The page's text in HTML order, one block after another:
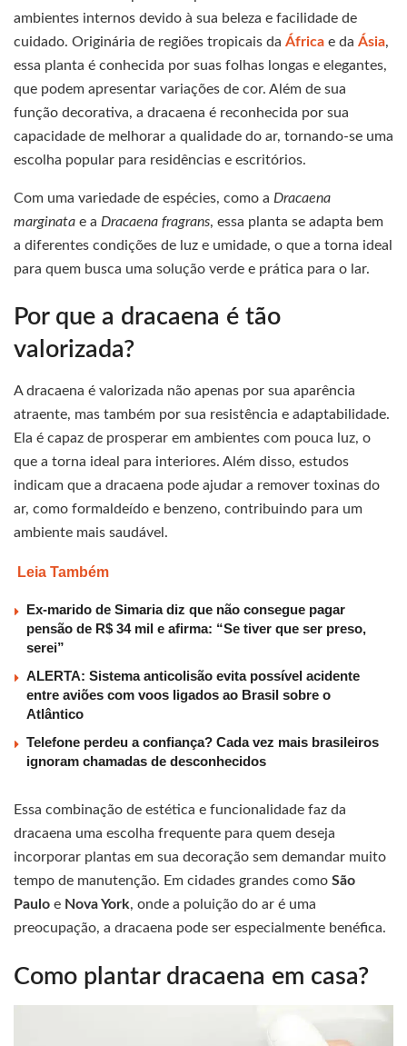
ambientes internos devido à sua beleza e facilidade de
cuidado. Originária de regiões tropicais da África e da Ásia,
essa planta é conhecida por suas folhas longas e elegantes,
que podem apresentar variações de cor. Além de sua
função decorativa, a dracaena é reconhecida por sua
capacidade de melhorar a qualidade do ar, tornando-se uma
escolha popular para residências e escritórios.
Com uma variedade de espécies, como a Dracaena
marginata e a Dracaena fragrans, essa planta se adapta bem
a diferentes condições de luz e umidade, o que a torna ideal
para quem busca uma solução verde e prática para o lar.
Por que a dracaena é tão
valorizada?
A dracaena é valorizada não apenas por sua aparência
atraente, mas também por sua resistência e adaptabilidade.
Ela é capaz de prosperar em ambientes com pouca luz, o
que a torna ideal para interiores. Além disso, estudos
indicam que a dracaena pode ajudar a remover toxinas do
ar, como formaldeído e benzeno, contribuindo para um
ambiente mais saudável.
Leia Também
Ex-marido de Simaria diz que não consegue pagar
pensão de R$ 34 mil e afirma: “Se tiver que ser preso,
serei”
ALERTA: Sistema anticolisão evita possível acidente
entre aviões com voos ligados ao Brasil sobre o
Atlântico
Telefone perdeu a confiança? Cada vez mais brasileiros
ignoram chamadas de desconhecidos
Essa combinação de estética e funcionalidade faz da
dracaena uma escolha frequente para quem deseja
incorporar plantas em sua decoração sem demandar muito
tempo de manutenção. Em cidades grandes como São
Paulo e Nova York, onde a poluição do ar é uma
preocupação, a dracaena pode ser especialmente benéfica.
Como plantar dracaena em casa?